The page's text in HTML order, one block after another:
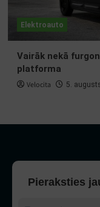
Elektroauto
Vairāk nekā
platforma
Velocita 5.
Pieraksties